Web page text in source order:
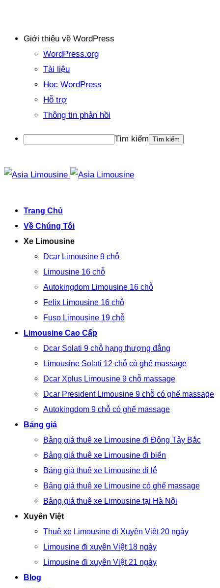
Giới thiệu về WordPress
WordPress.org
Tài liệu
Học WordPress
Hỗ trợ
Thông tin phản hồi
Tìm kiếm
Trang Chủ
Về Chúng Tôi
Xe Limousine
Dcar Limousine 9 chỗ
Limousine 16 chỗ
Autokingdom Limousine 16 chỗ
Felix Limousine 16 chỗ
Fuso Limousine 19 chỗ
Limousine Cao Cấp
Dcar Solati 9 chỗ hạng thượng đẳng
Limousine Solati 12 chỗ có ghế massage
Dcar Xplus Limousine 9 chỗ massage
Dcar President Limousine 9 chỗ có ghế massage
Autokingdom 9 chỗ có ghế massage
Bảng giá
Bảng giá thuê xe Limousine đi Đông Tây Bắc
Bảng giá thuê xe Limousine đi biển
Bảng giá thuê xe Limousine đi lễ
Bảng giá thuê xe Limousine có ghế massage
Bảng giá thuê xe Limousine tại Hà Nội
Xuyên Việt
Thuê xe Limousine đi Xuyên Việt 20 ngày
Limousine đi xuyên Việt 18 ngày
Limousine đi xuyên Việt 21 ngày
Blog